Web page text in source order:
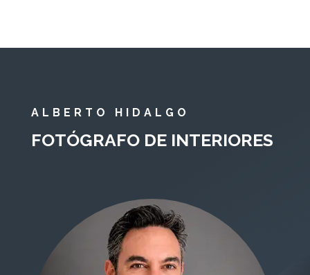
ALBERTO HIDALGO
FOTÓGRAFO DE INTERIORES